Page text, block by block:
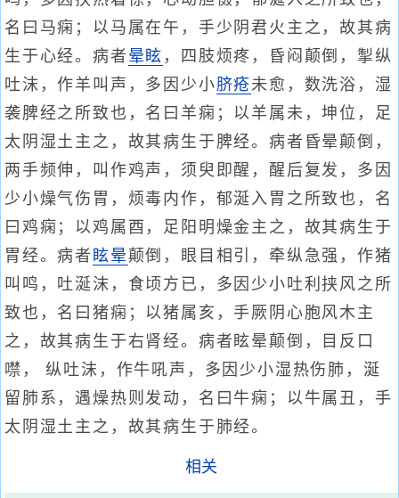
名曰马痫；以马属在午，手少阴君火主之，故其病
生于心经。病者 晕眩 ，四肢烦疼，昏闷颠倒，掣纵
吐沫，作羊叫声，多因少小脐疮未愈，数洗浴，湿
袭脾经之所致也，名曰羊痫；以羊属未，坤位，足
太阴湿土主之，故其病生于脾经。病者昏晕颠倒，
两手频伸，叫作鸡声，须臾即醒，醒后复发，多因
少小燥气伤胃，烦毒内作，郁涎入胃之所致也，名
曰鸡痫；以鸡属酉，足阳明燥金主之，故其病生于
胃经。病者 眩晕颠倒，眼目相引，牵纵急强，作猪
叫鸣，吐涎沫，食顷方已，多因少小吐利挟风之所
致也，名曰猪痫；以猪属亥，手厥阴心胞风木主
之，故其病生于右肾经。病者眩晕颠倒，目反口
噤， 纵吐沫，作牛吼声，多因少小湿热伤肺，涎
留肺系，遇燥热则发动，名曰牛痫；以牛属丑，手
太阴湿土主之，故其病生于肺经。
相关